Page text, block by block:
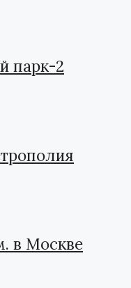
парк-2
в Москве